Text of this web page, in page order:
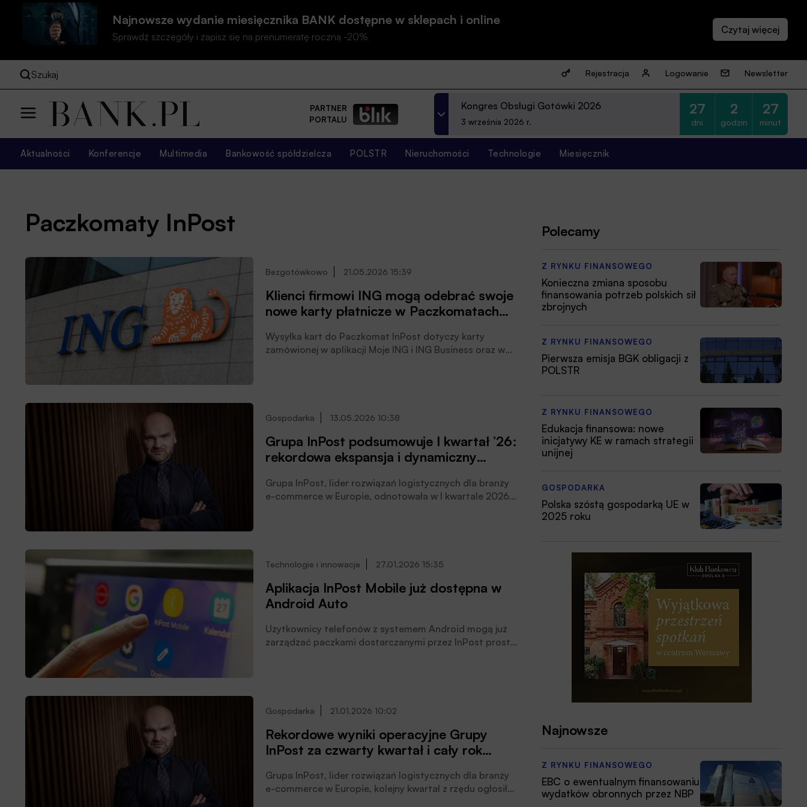
Najnowsze wydanie miesięcznika BANK dostępne w sklepach i online
Sprawdź szczegóły i zapisz się na prenumeratę roczną -20%
Szukaj Rejestracja Logowanie Newsletter
PARTNER
PORTALU
Kongres Obsługi Gotówki 2026
3 września 2026 r.
27
dni
2
godzin
27
minut
Aktualności Konferencje Multimedia Bankowość spółdzielcza POLSTR Nieruchomości Technologie Miesięcznik
Paczkomaty InPost
Bezgotówkowo 21.05.2026 15:39
Klienci firmowi ING mogą odebrać swoje
nowe karty płatnicze w Paczkomatach
Wysyłka kart do Paczkomat InPost dotyczy karty
zamówionej w aplikacji Moje ING i ING Business oraz w
Gospodarka 13.05.2026 10:38
Grupa InPost podsumowuje I kwartał ’26:
rekordowa ekspansja i dynamiczny
Grupa InPost, lider rozwiązań logistycznych dla branży
e-commerce w Europie, odnotowała w I kwartale 2026
do 64 680 maszyn. Wyniki potwierdzają skuteczność
międzynarodowym rozwoju oraz kluczowych
przejęciach, które umocniły pozycję Grupy w segmencie
Technologie i innowacje 27.01.2026 15:35
Aplikacja InPost Mobile już dostępna w
Android Auto
Użytkownicy telefonów z systemem Android mogą już
zarządzać paczkami dostarczanymi przez InPost prosto
Gospodarka 21.01.2026 10:02
Rekordowe wyniki operacyjne Grupy
InPost za czwarty kwartał i cały rok
Grupa InPost, lider rozwiązań logistycznych dla branży
e-commerce w Europie, kolejny kwartał z rzędu ogłosiła
Polecamy
Z RYNKU FINANSOWEGO
Konieczna zmiana sposobu
finansowania potrzeb polskich sił
zbrojnych
Z RYNKU FINANSOWEGO
Pierwsza emisja BGK obligacji z
POLSTR
Z RYNKU FINANSOWEGO
Edukacja finansowa: nowe
inicjatywy KE w ramach strategii
unijnej
GOSPODARKA
Polska szóstą gospodarką UE w
2025 roku
Najnowsze
Z RYNKU FINANSOWEGO
EBC o ewentualnym finansowaniu
wydatków obronnych przez NBP